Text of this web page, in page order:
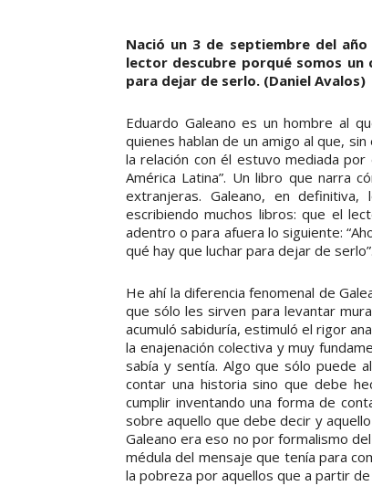
Nació un 3 de septiembre del
lector descubre porqué somos
para dejar de serlo. (Daniel Avalos)
Eduardo Galeano es un hombre al
quienes hablan de un amigo al que,
la relación con él estuvo mediada
América Latina”. Un libro que narra
extranjeras. Galeano, en
escribiendo muchos libros: que el
adentro o para afuera lo siguiente:
qué hay que luchar para dejar de serlo”.
He ahí la diferencia fenomenal de
que sólo les sirven para levantar
acumuló sabiduría, estimuló el rigor
la enajenación colectiva y muy
sabía y sentía. Algo que sólo puede
contar una historia sino que debe
cumplir inventando una forma de
sobre aquello que debe decir y
Galeano era eso no por formalismo
médula del mensaje que tenía para
la pobreza por aquellos que a partir